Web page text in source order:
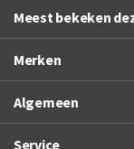
Meest bekeken
Merken
Algemeen
Service